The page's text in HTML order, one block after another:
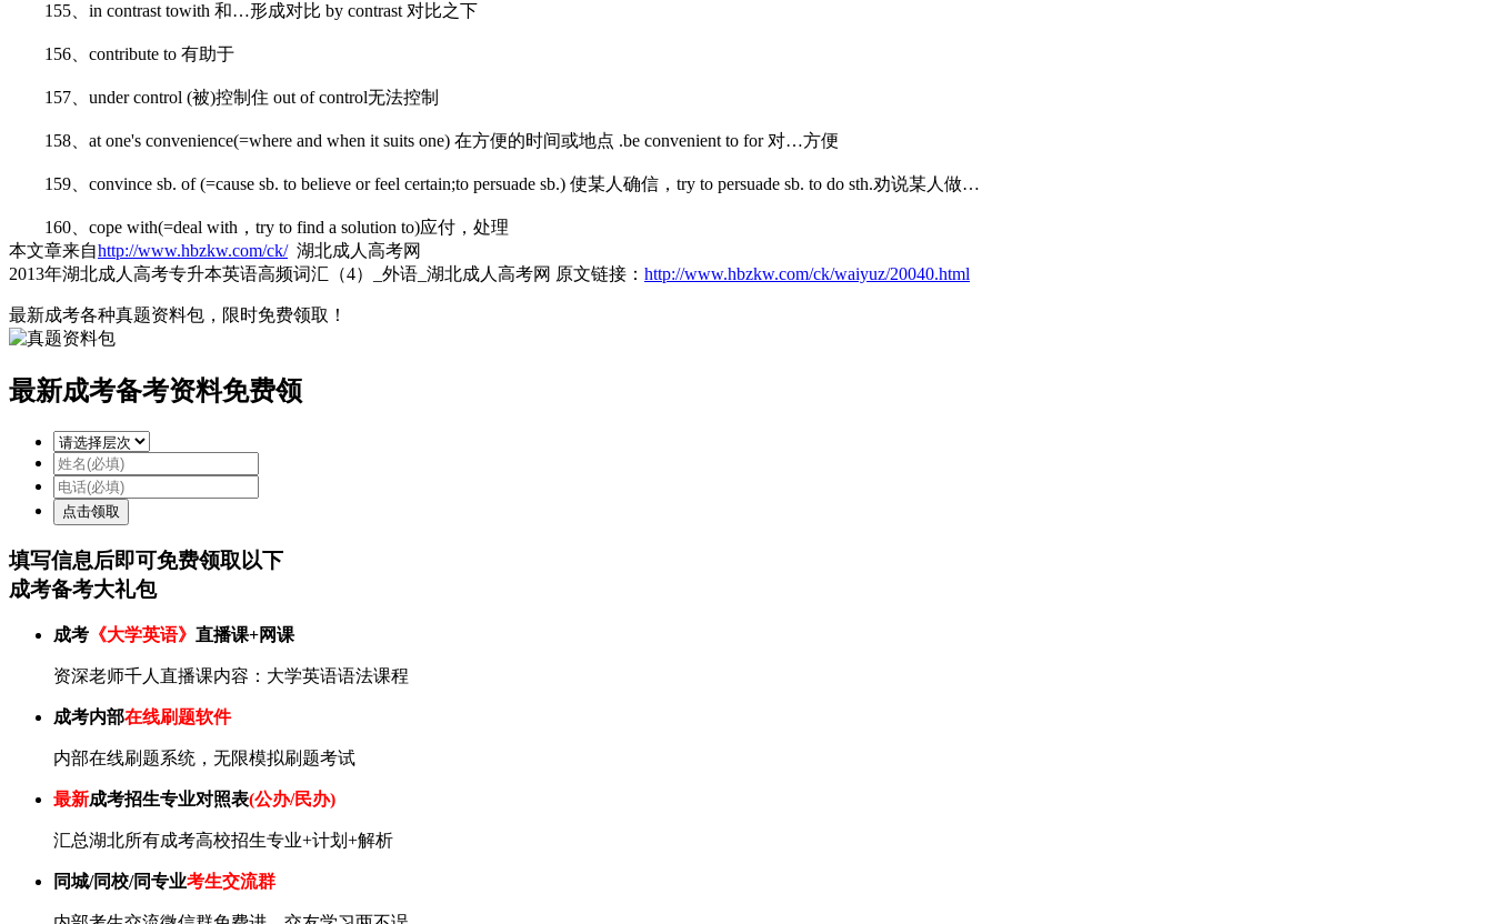
155、in contrast towith 和…形成对比 by contrast 对比之下
156、contribute to 有助于
157、under control (被)控制住 out of control无法控制
158、at one's convenience(=where and when it suits one) 在方便的时间或地点 .be convenient to for 对…方便
159、convince sb. of (=cause sb. to believe or feel certain;to persuade sb.) 使某人确信，try to persuade sb. to do sth.劝说某人做…
160、cope with(=deal with，try to find a solution to)应付，处理
本文章来自http://www.hbzkw.com/ck/湖北成人高考网
2013年湖北成人高考专升本英语高频词汇（4）_外语_湖北成人高考网 原文链接： http://www.hbzkw.com/ck/waiyuz/20040.html
最新成考各种真题资料包，限时免费领取！
最新成考备考资料免费领
填写信息后即可免费领取以下
成考备考大礼包
成考 《大学英语》 直播课+网课
资深老师千人直播课内容：大学英语语法课程
成考内部在线刷题软件
内部在线刷题系统，无限模拟刷题考试
最新成考招生专业对照表(公办/民办)
汇总湖北所有成考高校招生专业+计划+解析
同城/同校/同专业考生交流群